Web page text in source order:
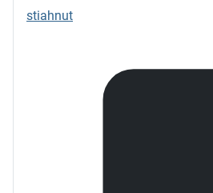
stiahnut